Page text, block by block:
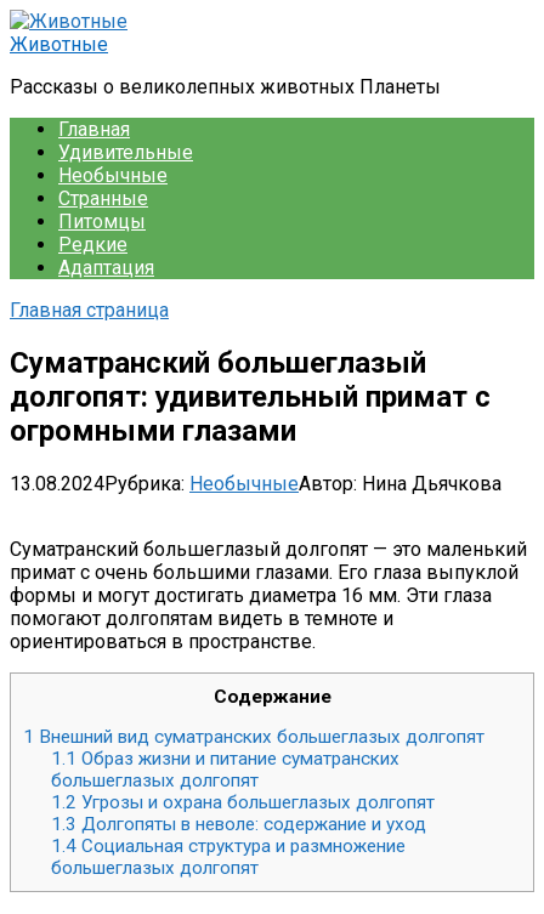
Перейти
к
Животные
Рассказы о великолепных животных Планеты
Главная
Удивительные
Необычные
Странные
Питомцы
Редкие
Адаптация
Главная страница
Суматранский большеглазый
долгопят: удивительный примат с
огромными глазами
13.08.2024Рубрика: НеобычныеАвтор: Нина Дьячкова
Суматранский большеглазый долгопят — это маленький
примат с очень большими глазами. Его глаза выпуклой
формы и могут достигать диаметра 16 мм. Эти глаза
помогают долгопятам видеть в темноте и
ориентироваться в пространстве.
Содержание
1 Внешний вид суматранских большеглазых долгопят
1.1 Образ жизни и питание суматранских
большеглазых долгопят
1.2 Угрозы и охрана большеглазых долгопят
1.3 Долгопяты в неволе: содержание и уход
1.4Социальная структура и размножение
большеглазых долгопят